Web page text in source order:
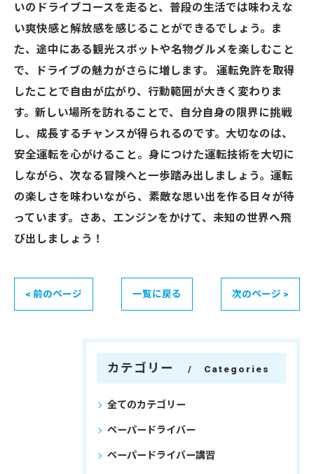
いのドライブコースを走ると、普段の生活では味わえな
い爽快感と解放感を感じることができるでしょう。ま
た、途中にある観光スポットや名物グルメを楽しむこと
で、ドライブの魅力がさらに増します。 運転免許を取得
したことで自由が広がり、行動範囲が大きく変わりま
す。新しい場所を訪れることで、自分自身の限界に挑戦
し、成長するチャンスが得られるのです。大切なのは、
安全運転を心がけること。身につけた運転技術を大切に
しながら、次なる冒険へと一歩踏み出しましょう。運転
の楽しさを味わいながら、素敵な思い出を作る日々が待
っています。さあ、エンジンをかけて、未知の世界へ飛
び出しましょう！
< 前のページ 一覧に戻る 次のページ >
カテゴリー Categories
全てのカテゴリー
ペーパードライバー
ペーパードライバー講習